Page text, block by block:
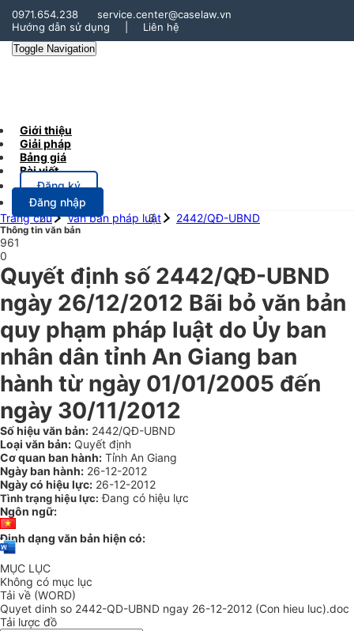
0971.654.238
service.center@caselaw.vn
Hướng dẫn sử dụng
Liên hệ
Toggle Navigation
Giới thiệu
Giải pháp
Bảng giá
Bài viết
Đăng ký
Đăng nhập
Trang chủ
Văn bản pháp luật 2442/QĐ-UBND
Thông tin văn bản
961
0
Quyết định số 2442/QĐ-UBND
ngày 26/12/2012 Bãi bỏ văn bản
quy phạm pháp luật do Ủy ban
nhân dân tỉnh An Giang ban
hành từ ngày 01/01/2005 đến
ngày 30/11/2012
Số hiệu văn bản: 2442/QĐ-UBND
Loại văn bản: Quyết định
Cơ quan ban hành: Tỉnh An Giang
Ngày ban hành: 26-12-2012
Ngày có hiệu lực: 26-12-2012
Tình trạng hiệu lực: Đang có hiệu lực
Ngôn ngữ:
Định dạng văn bản hiện có:
MỤC LỤC
Không có mục lục
Tải về (WORD)
Quyet dinh so 2442-QD-UBND ngay 26-12-2012 (Con hieu luc).doc
Tải lược đồ